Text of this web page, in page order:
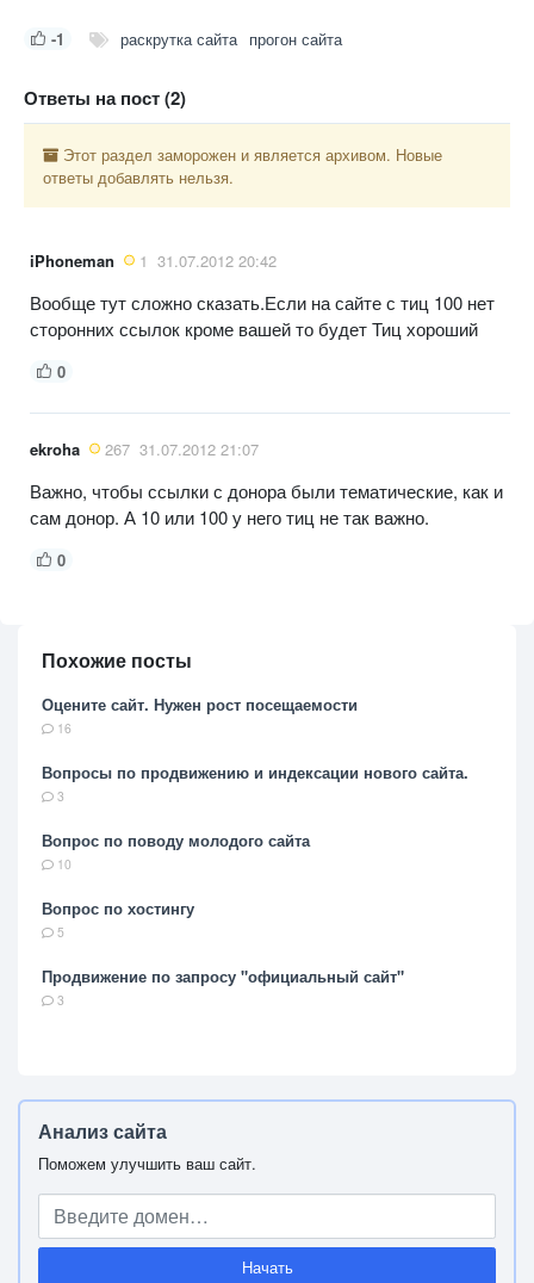
-1 раскрутка сайта прогон сайта
Ответы на пост (2)
Этот раздел заморожен и является архивом. Новые
ответы добавлять нельзя.
iPhoneman 1 31.07.2012 20:42
Вообще тут сложно сказать.Если на сайте с тиц 100 нет
сторонних ссылок кроме вашей то будет Тиц хороший
0
ekroha 267 31.07.2012 21:07
Важно, чтобы ссылки с донора были тематические, как и
сам донор. А 10 или 100 у него тиц не так важно.
0
Похожие посты
Оцените сайт. Нужен рост посещаемости
16
Вопросы по продвижению и индексации нового сайта.
3
Вопрос по поводу молодого сайта
10
Вопрос по хостингу
5
Продвижение по запросу "официальный сайт"
3
Анализ сайта
Поможем улучшить ваш сайт.
Начать